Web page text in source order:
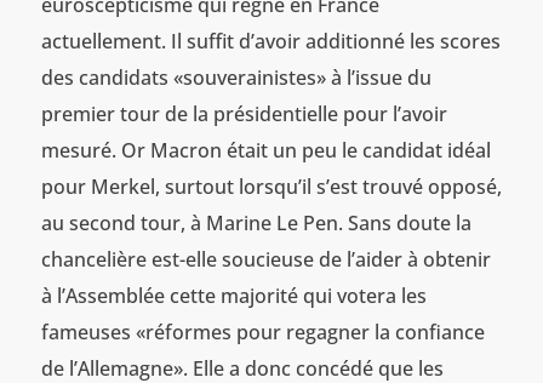
actuellement. Il suffit d’avoir additionné les scores
des candidats «souverainistes» à l’issue du
premier tour de la présidentielle pour l’avoir
mesuré. Or Macron était un peu le candidat idéal
pour Merkel, surtout lorsqu’il s’est trouvé opposé,
au second tour, à Marine Le Pen. Sans doute la
chancelière est-elle soucieuse de l’aider à obtenir
à l’Assemblée cette majorité qui votera les
fameuses «réformes pour regagner la confiance
de l’Allemagne». Elle a donc concédé que les